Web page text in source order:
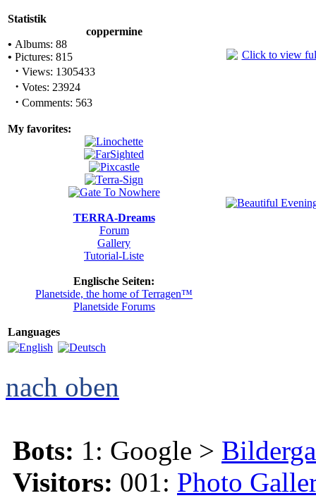
Statistik
coppermine
• Albums: 88
• Pictures: 815
· Views: 1305433
· Votes: 23924
· Comments: 563
My favorites:
TERRA-Dreams
Forum
Gallery
Tutorial-Liste
Englische Seiten:
Planetside, the home of Terragen™
Planetside Forums
Languages
nach oben
Bots: 1: Google >
Visitors: 001: Photo